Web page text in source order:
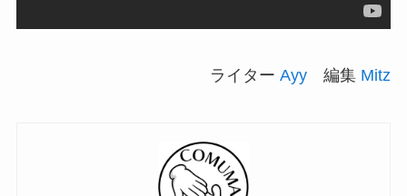
ライターAyy 編集 Mitz